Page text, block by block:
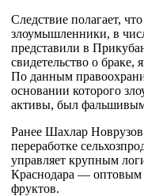
Следствие полагает,
злоумышленники, в
представили в
свидетельство о
По данным
основании которого
активы, был
Ранее Шахлар
переработке
управляет крупным
Краснодара —
фруктов.